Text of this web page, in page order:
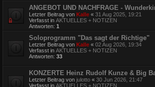
ANGEBOT UND NACHFRAGE -
Letzter Beitrag von Kalle « 31 Aug 2025, 19:21
Verfasst in AKTUELLES + NOTIZEN
Antworten: 1
Soloprogramm "Das sagt der Richtige"
Letzter Beitrag von Kalle « 02 Aug 2026, 19:34
Verfasst in AKTUELLES + NOTIZEN
Antworten: 33
KONZERTE Heinz Rudolf Kunze & Big
Letzter Beitrag von julotto « 30 Jun 2026, 21:47
Verfasst in AKTUELLES + NOTIZEN